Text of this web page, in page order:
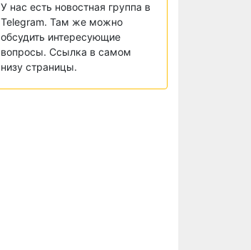
У нас есть новостная группа в
Telegram. Там же можно
обсудить интересующие
вопросы. Ссылка в самом
низу страницы.